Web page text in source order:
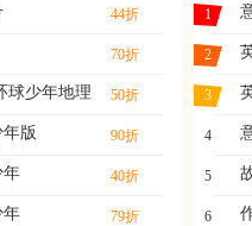
44折
70折
球少年地理 50折
版 90折
年 40折
年 79折
1
2
3
4
5
6